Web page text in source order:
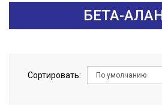
БЕТА-
Сортировать: